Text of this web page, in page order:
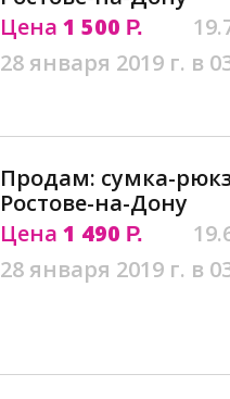
Цена 1 500 Р.
28 января 2019 г. в
Продам: сумка-
Ростове-на-Дону
Цена 1 490 Р.
28 января 2019 г. в